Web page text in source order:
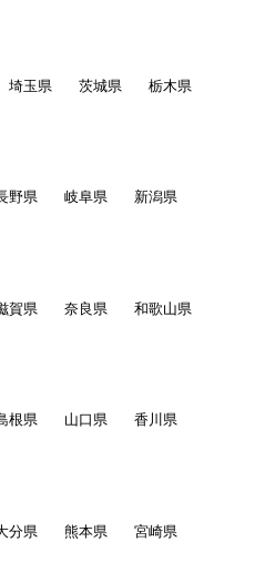
益を与える行為
一般の方が不快に感ずる画像、
、または事実に反する情報を送
、代理権がないにもかかわらず
または他の人 物や組織と提
する行為。
いて、無断でそのコピー、複
、配布等をする行為
用する行為
反する行為、当社が不適切と判
と
埼玉県 茨城県
栃木県
野県 岐阜県
新潟県
賀県 奈良県
和歌山県
根県 山口県
香川県
分県 熊本県
宮崎県